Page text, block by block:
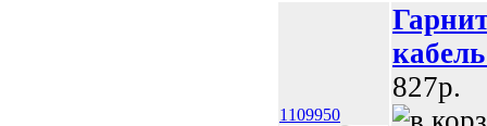
1109950
827p.